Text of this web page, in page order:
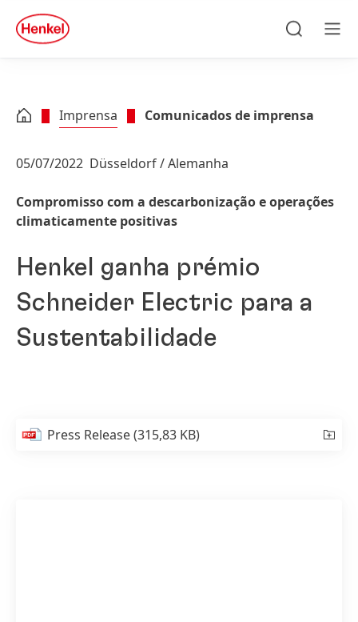
Skip to footer
quick
search
Imprensa Comunicados de imprensa
05/07/2022 Düsseldorf / Alemanha
Compromisso com a descarbonização e operações
climaticamente positivas
Henkel ganha prémio
Schneider Electric para a
Sustentabilidade
Press Release(315,83 KB)